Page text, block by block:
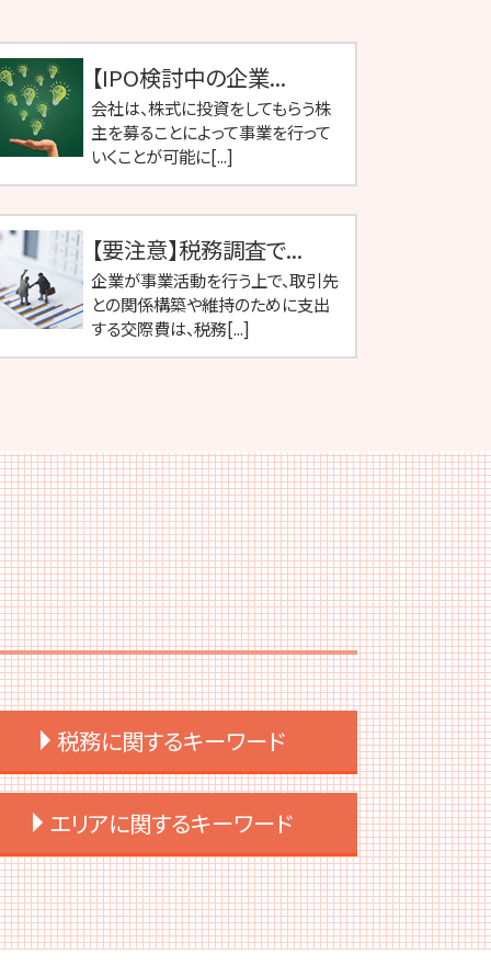
【IPO検討中の企業...
会社は、株式に投資をしてもらう株
主を募ることによって事業を行って
いくことが可能に[...]
【要注意】税務調査で...
企業が事業活動を行う上で、取引先
との関係構築や維持のために支出
する交際費は、税務[...]
税務に関するキーワード
税務調査 対策
税務調査 個人
税務申告 個人
税務申告とは 個人
税務調査 時期
エリアに関するキーワード
千代田区 税務顧問
港区 IPOサポート
渋谷区 融資 事業計画書